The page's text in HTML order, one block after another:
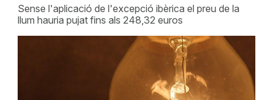
Sense l'aplicació de l'excepció ibèrica el preu de la
llum hauria pujat fins als 248,32 euros